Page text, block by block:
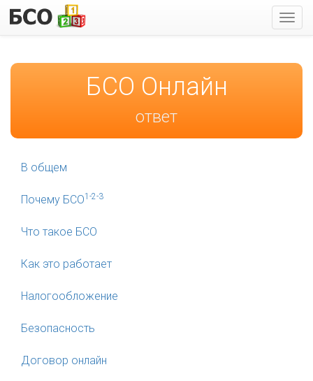
БСО Онлайн
ответ
В общем
Почему БСО1-2-3
Что такое БСО
Как это работает
Налогообложение
Безопасность
Договор онлайн